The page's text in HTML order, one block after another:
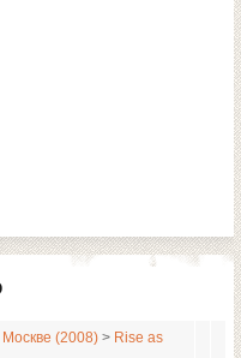
(2008) > Rise as